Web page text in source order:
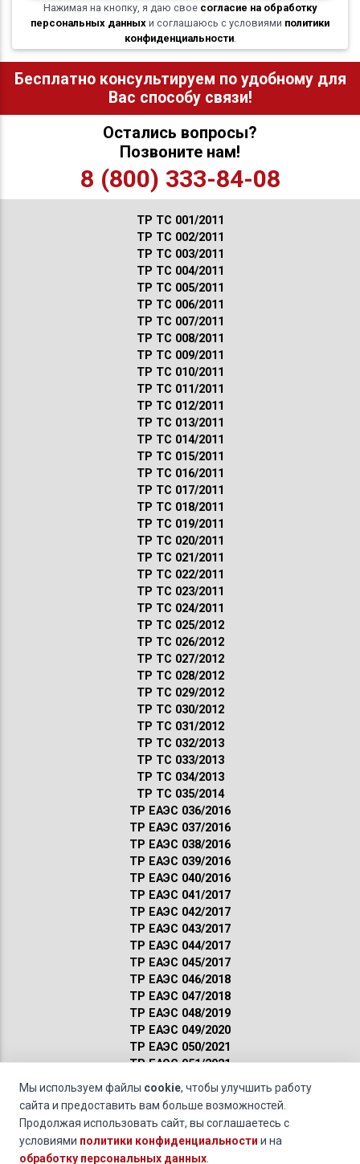
Нажимая на кнопку, я даю свое согласие на обработку
персональных данных и соглашаюсь с условиями политики
конфиденциальности.
Бесплатно консультируем по удобному для
Вас способу связи!
Остались вопросы?
Позвоните нам!
8 (800) 333-84-08
ТР ТС 001/2011
ТР ТС 002/2011
ТР ТС 003/2011
ТР ТС 004/2011
ТР ТС 005/2011
ТР ТС 006/2011
ТР ТС 007/2011
ТР ТС 008/2011
ТР ТС 009/2011
ТР ТС 010/2011
ТР ТС 011/2011
ТР ТС 012/2011
ТР ТС 013/2011
ТР ТС 014/2011
ТР ТС 015/2011
ТР ТС 016/2011
ТР ТС 017/2011
ТР ТС 018/2011
ТР ТС 019/2011
ТР ТС 020/2011
ТР ТС 021/2011
ТР ТС 022/2011
ТР ТС 023/2011
ТР ТС 024/2011
ТР ТС 025/2012
ТР ТС 026/2012
ТР ТС 027/2012
ТР ТС 028/2012
ТР ТС 029/2012
ТР ТС 030/2012
ТР ТС 031/2012
ТР ТС 032/2013
ТР ТС 033/2013
ТР ТС 034/2013
ТР ТС 035/2014
ТР ЕАЭС 036/2016
ТР ЕАЭС 037/2016
ТР ЕАЭС 038/2016
ТР ЕАЭС 039/2016
ТР ЕАЭС 040/2016
ТР ЕАЭС 041/2017
ТР ЕАЭС 042/2017
ТР ЕАЭС 043/2017
ТР ЕАЭС 044/2017
ТР ЕАЭС 045/2017
ТР ЕАЭС 046/2018
ТР ЕАЭС 047/2018
ТР ЕАЭС 048/2019
ТР ЕАЭС 049/2020
ТР ЕАЭС 050/2021
ТР ЕАЭС 051/2021
Сертификация ГОСТ
Санитарные нормы
Товары для дачи »
Мы используем файлы cookie, чтобы улучшить работу
сайта и предоставить вам больше возможностей.
Продолжая использовать сайт, вы соглашаетесь с
условиями политики конфиденциальности и на
обработку персональных данных